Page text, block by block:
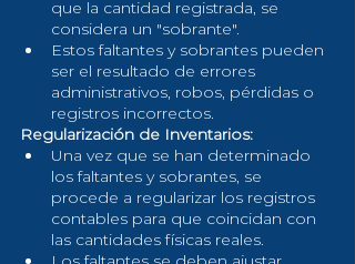
que la cantidad registrada, se
considera un "sobrante".
Estos faltantes y sobrantes pueden
ser el resultado de errores
administrativos, robos, pérdidas o
registros incorrectos.
Regularización de Inventarios:
Una vez que se han determinado
los faltantes y sobrantes, se
procede a regularizar los registros
contables para que coincidan con
las cantidades físicas reales.